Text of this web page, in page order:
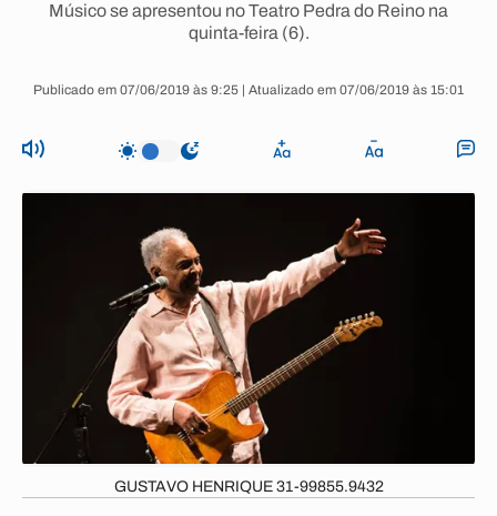
Músico se apresentou no Teatro Pedra do Reino na
quinta-feira (6).
Publicado em 07/06/2019 às 9:25 | Atualizado em 07/06/2019 às 15:01
GUSTAVO HENRIQUE 31-99855.9432